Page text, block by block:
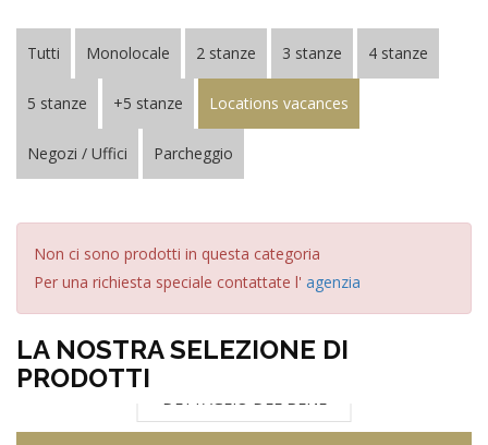
Tutti Monolocale 2 stanze 3 stanze 4 stanze
5 stanze +5 stanze Locations vacances
Negozi / Uffici Parcheggio
Non ci sono prodotti in questa categoria
Per una richiesta speciale contattate l' agenzia
LA NOSTRA SELEZIONE DI
PRODOTTI
DETTAGLIO DEL BENE